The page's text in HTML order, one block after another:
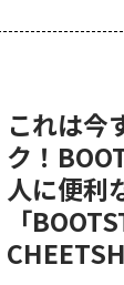
これは今
ク！
人に便利
「